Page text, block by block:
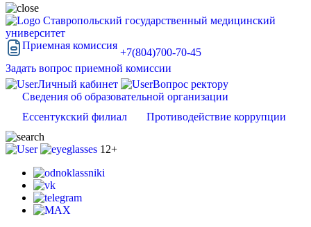
Ставропольский государственный медицинский
университет
Приемная комиссия
+7(804)700-70-45
Задать вопрос приемной комиссии
Личный кабинет
Вопрос ректору
Сведения об образовательной организации
Ессентукский филиал
Противодействие коррупции
12+